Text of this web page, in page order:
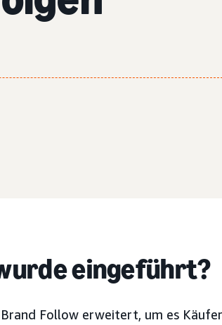
eingeführt?
Follow erweitert, um es